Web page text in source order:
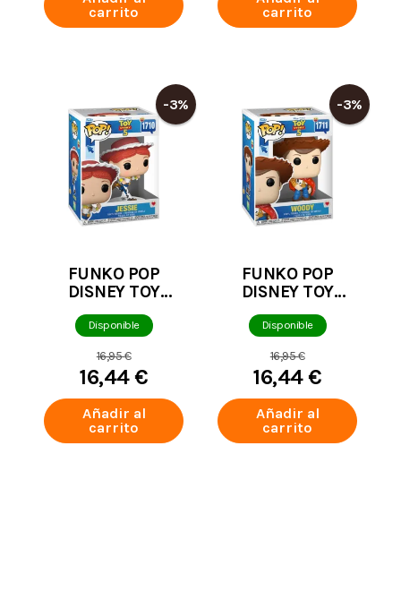
carrito
carrito
-3%
FUNKO POP
DISNEY TOY
1710
Disponible
16,95 €
16,44 €
Añadir al
carrito
-3%
FUNKO POP
DISNEY TOY
1711
Disponible
16,95 €
16,44 €
Añadir al
carrito